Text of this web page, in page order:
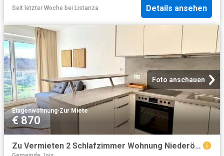
Seit letzter Woche bei Listanza Details ansehen
Foto anschauen
Etagenwohnung·Zur Miete
€ 870
Zu Vermieten 2 Schlafzimmer Wohnung Niederösterreich Niederösterreich DS104642383